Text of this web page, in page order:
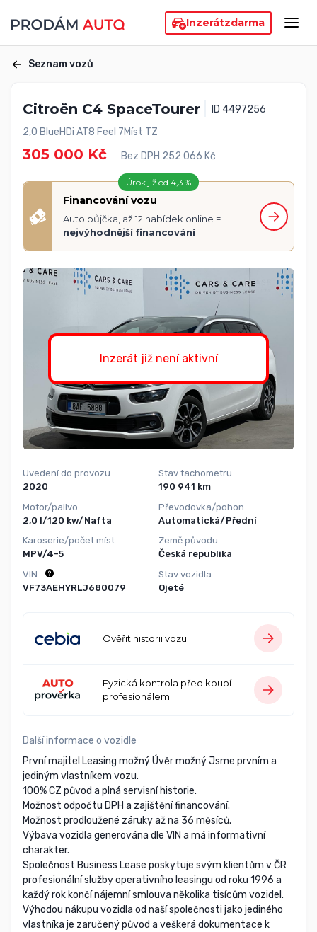
Inzerátzdarma
Seznam vozů
Citroën C4 SpaceTourer
ID 4497256
2,0 BlueHDi AT8 Feel 7Míst TZ
305 000 Kč Bez DPH 252 066 Kč
Úrok již od 4,3 %
Financování vozu
Auto půjčka, až 12 nabídek online =
nejvýhodnější financování
Inzerát již není aktivní
Uvedení do provozu
2020
Motor/palivo
2,0 l/120 kw/Nafta
Karoserie/počet míst
MPV/4-5
Stav tachometru
190 941 km
Převodovka/pohon
Automatická/Přední
Země původu
Česká republika
VIN
VF73AEHYRLJ680079
Stav vozidla
Ojeté
Ověřit historii vozu
Fyzická kontrola před koupí
profesionálem
Další informace o vozidle
První majitel Leasing možný Úvěr možný Jsme prvním a
jediným vlastníkem vozu.
100% CZ původ a plná servisní historie.
Možnost odpočtu DPH a zajištění financování.
Možnost prodloužené záruky až na 36 měsíců.
Výbava vozidla generována dle VIN a má informativní
charakter.
Společnost Business Lease poskytuje svým klientům v ČR
profesionální služby operativního leasingu od roku 1996 a
každý rok končí nájemní smlouva několika tisícům vozidel.
Výhodou nákupu vozidla od naší společnosti jako jediného
vlastníka je zaručený původ a veškerá dokumentace k